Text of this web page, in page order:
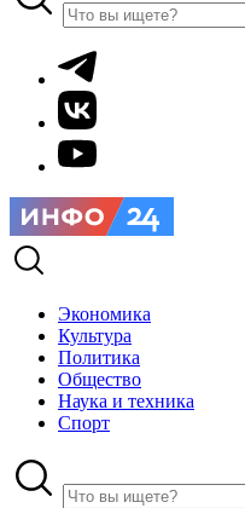
Экономика
Культура
Политика
Общество
Наука и техника
Спорт